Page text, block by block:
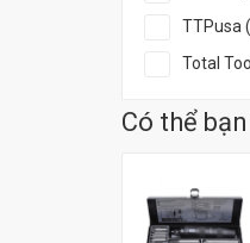
TTPusa
Total
Có thể